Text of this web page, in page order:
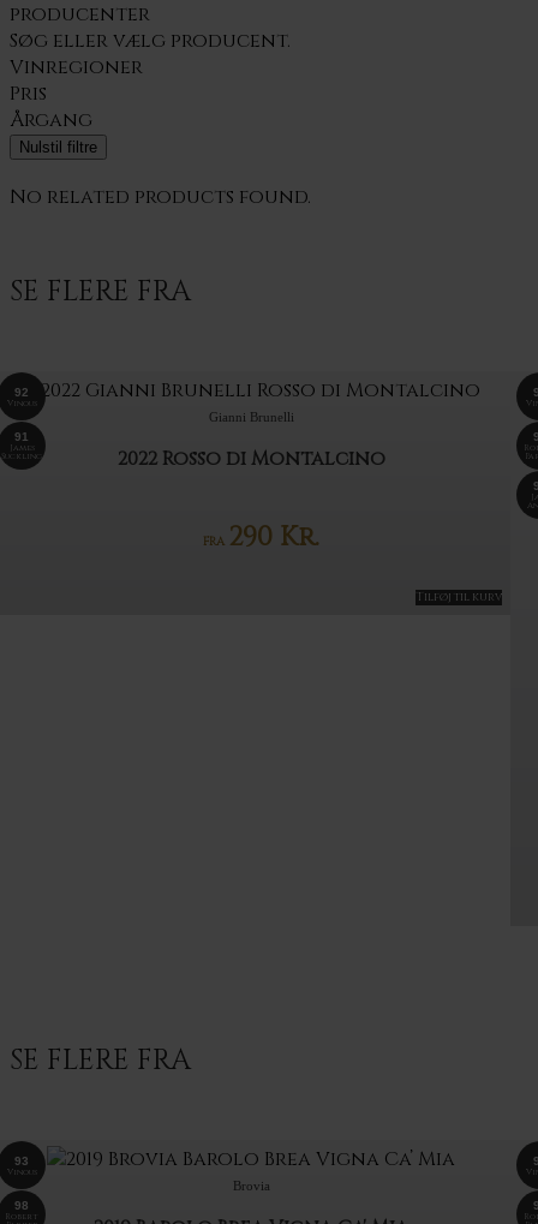
producenter
Søg eller vælg producent.
Vinregioner
Pris
Årgang
Nulstil filtre
No related products found.
SE FLERE FRA
Gianni Brunelli
2022 Rosso di Montalcino
92
Vinous
91
James
Suckling
FRA 290 Kr.
Tilføj til kurv
SE FLERE FRA
Brovia
93
Vinous
98
Robert